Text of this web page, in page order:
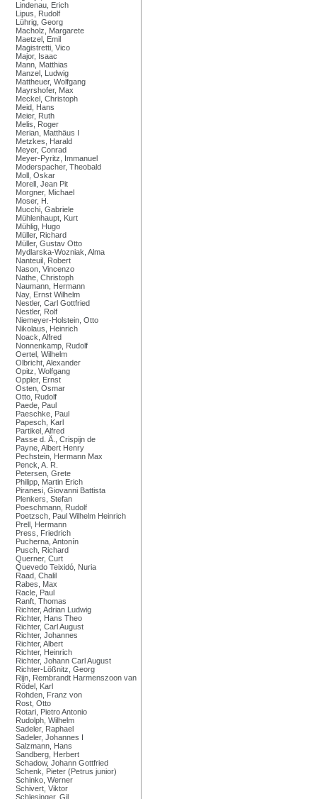
Lindenau, Erich
Lipus, Rudolf
Lührig, Georg
Macholz, Margarete
Maetzel, Emil
Magistretti, Vico
Major, Isaac
Mann, Matthias
Manzel, Ludwig
Mattheuer, Wolfgang
Mayrshofer, Max
Meckel, Christoph
Meid, Hans
Meier, Ruth
Melis, Roger
Merian, Matthäus I
Metzkes, Harald
Meyer, Conrad
Meyer-Pyritz, Immanuel
Moderspacher, Theobald
Moll, Oskar
Morell, Jean Pit
Morgner, Michael
Moser, H.
Mucchi, Gabriele
Mühlenhaupt, Kurt
Mühlig, Hugo
Müller, Richard
Müller, Gustav Otto
Mydlarska-Wozniak, Alma
Nanteuil, Robert
Nason, Vincenzo
Nathe, Christoph
Naumann, Hermann
Nay, Ernst Wilhelm
Nestler, Carl Gottfried
Nestler, Rolf
Niemeyer-Holstein, Otto
Nikolaus, Heinrich
Noack, Alfred
Nonnenkamp, Rudolf
Oertel, Wilhelm
Olbricht, Alexander
Opitz, Wolfgang
Oppler, Ernst
Osten, Osmar
Otto, Rudolf
Paede, Paul
Paeschke, Paul
Papesch, Karl
Partikel, Alfred
Passe d. Ä., Crispijn de
Payne, Albert Henry
Pechstein, Hermann Max
Penck, A. R.
Petersen, Grete
Philipp, Martin Erich
Piranesi, Giovanni Battista
Plenkers, Stefan
Poeschmann, Rudolf
Poetzsch, Paul Wilhelm Heinrich
Prell, Hermann
Press, Friedrich
Pucherna, Antonín
Pusch, Richard
Querner, Curt
Quevedo Teixidó, Nuria
Raad, Chalil
Rabes, Max
Racle, Paul
Ranft, Thomas
Richter, Adrian Ludwig
Richter, Hans Theo
Richter, Carl August
Richter, Johannes
Richter, Albert
Richter, Heinrich
Richter, Johann Carl August
Richter-Lößnitz, Georg
Rijn, Rembrandt Harmenszoon van
Rödel, Karl
Rohden, Franz von
Rost, Otto
Rotari, Pietro Antonio
Rudolph, Wilhelm
Sadeler, Raphael
Sadeler, Johannes I
Salzmann, Hans
Sandberg, Herbert
Schadow, Johann Gottfried
Schenk, Pieter (Petrus junior)
Schinko, Werner
Schivert, Viktor
Schlesinger, Gil